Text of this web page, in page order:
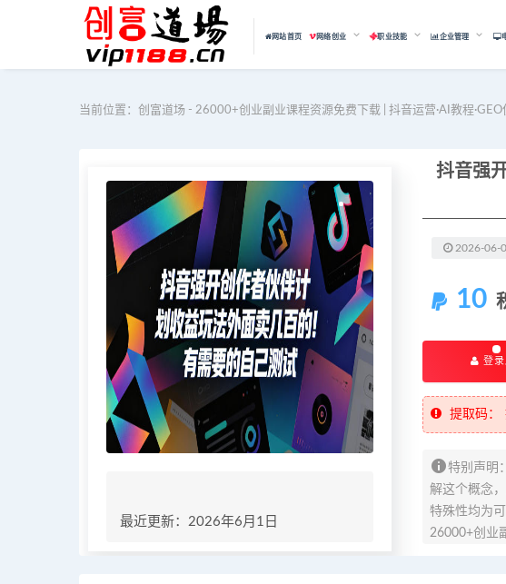
网站首页 网络创业 职业技能 企业管理
当前位置： 创富道场 - 26000+创业副业课程资源免费下载 | 抖音运营·AI教程·GEO
最近更新：2026年6月1日
2026-06-
10
登
提取码：
特别声明
解这个概念
特殊性均为
26000+创业